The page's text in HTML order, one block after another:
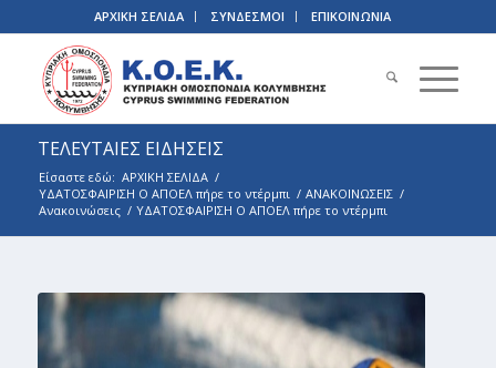
ΑΡΧΙΚΗ ΣΕΛΙΔΑ ΣΥΝΔΕΣΜΟΙ ΕΠΙΚΟΙΝΩΝΙΑ
ΤΕΛΕΥΤΑΙΕΣ ΕΙΔΗΣΕΙΣ
Είσαστε εδώ: ΑΡΧΙΚΗ ΣΕΛΙΔΑ /
ΥΔΑΤΟΣΦΑΙΡΙΣΗ Ο ΑΠΟΕΛ πήρε το ντέρμπι / ΑΝΑΚΟΙΝΩΣΕΙΣ /
Ανακοινώσεις / ΥΔΑΤΟΣΦΑΙΡΙΣΗ Ο ΑΠΟΕΛ πήρε το ντέρμπι